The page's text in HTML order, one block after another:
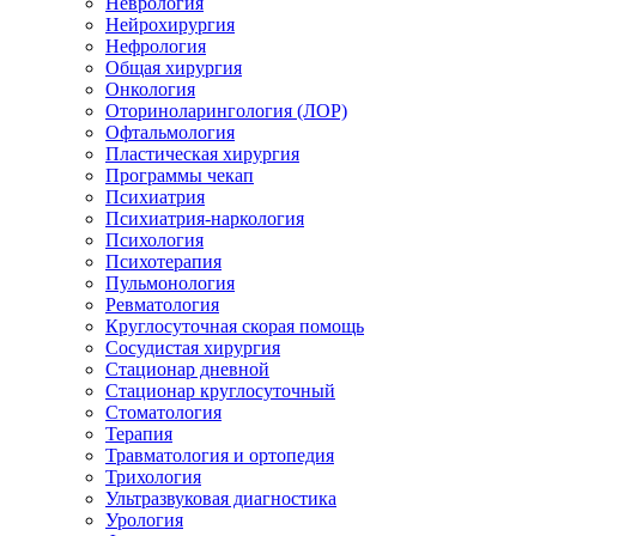
Нейрохирургия
Нефрология
Общая хирургия
Онкология
Оториноларингология (ЛОР)
Офтальмология
Пластическая хирургия
Программы чекап
Психиатрия
Психиатрия-наркология
Психология
Психотерапия
Пульмонология
Ревматология
Круглосуточная скорая помощь
Сосудистая хирургия
Стационар дневной
Стационар круглосуточный
Стоматология
Терапия
Травматология и ортопедия
Трихология
Ультразвуковая диагностика
Урология